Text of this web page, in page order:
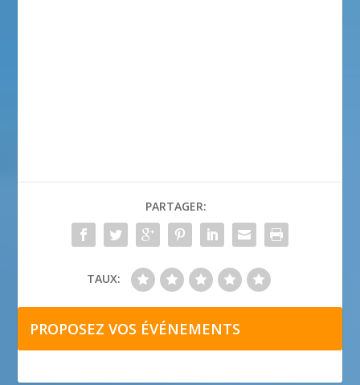
PARTAGER:
TAUX:
PROPOSEZ VOS ÉVÉNEMENTS